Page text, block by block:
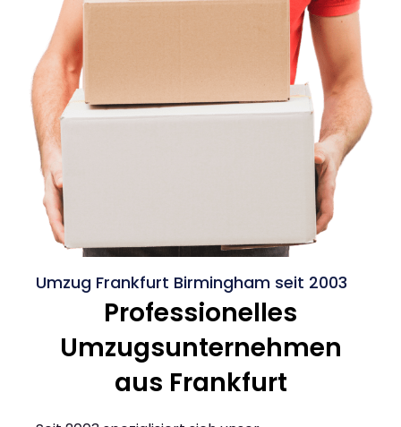
Umzug Frankfurt Birmingham seit 2003
Professionelles
Umzugsunternehmen
aus Frankfurt